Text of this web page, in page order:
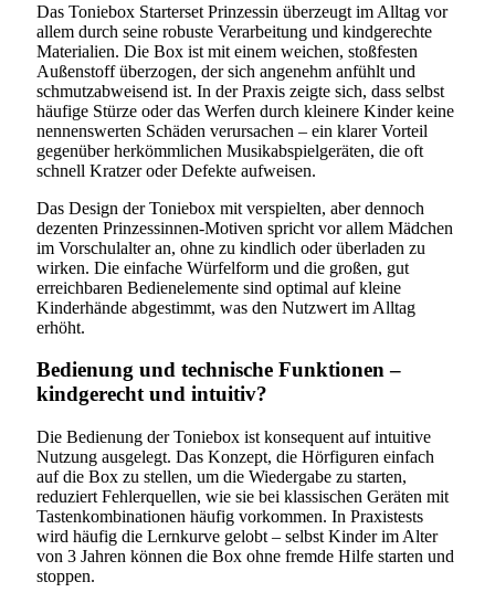
Das Toniebox Starterset Prinzessin überzeugt im Alltag vor
allem durch seine robuste Verarbeitung und kindgerechte
Materialien. Die Box ist mit einem weichen, stoßfesten
Außenstoff überzogen, der sich angenehm anfühlt und
schmutzabweisend ist. In der Praxis zeigte sich, dass selbst
häufige Stürze oder das Werfen durch kleinere Kinder keine
nennenswerten Schäden verursachen – ein klarer Vorteil
gegenüber herkömmlichen Musikabspielgeräten, die oft
schnell Kratzer oder Defekte aufweisen.
Das Design der Toniebox mit verspielten, aber dennoch
dezenten Prinzessinnen-Motiven spricht vor allem Mädchen
im Vorschulalter an, ohne zu kindlich oder überladen zu
wirken. Die einfache Würfelform und die großen, gut
erreichbaren Bedienelemente sind optimal auf kleine
Kinderhände abgestimmt, was den Nutzwert im Alltag
erhöht.
Bedienung und technische Funktionen –
kindgerecht und intuitiv?
Die Bedienung der Toniebox ist konsequent auf intuitive
Nutzung ausgelegt. Das Konzept, die Hörfiguren einfach
auf die Box zu stellen, um die Wiedergabe zu starten,
reduziert Fehlerquellen, wie sie bei klassischen Geräten mit
Tastenkombinationen häufig vorkommen. In Praxistests
wird häufig die Lernkurve gelobt – selbst Kinder im Alter
von 3 Jahren können die Box ohne fremde Hilfe starten und
stoppen.